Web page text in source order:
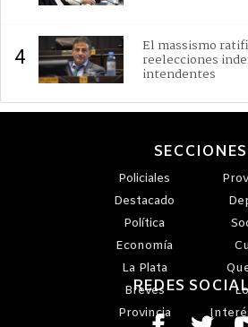
4 El massismo
reelecciones
intendentes
SECCIONES
Policiales
Destacado
Política
Economía
La Plata
Breves
Provincia
REDES